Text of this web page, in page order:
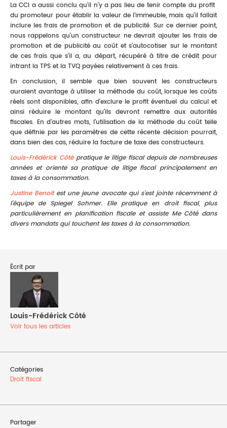
La CCI a aussi conclu qu’il n’y a pas lieu de tenir compte du profit
du promoteur pour établir la valeur de l’immeuble, mais qu’il fallait
inclure les frais de promotion et de publicité. Sur ce dernier point,
nous rappelons qu’un constructeur ne devrait ajouter les frais de
promotion et de publicité au coût et s’autocotiser sur le montant
de ces frais que s’il a, au départ, récupéré à titre de crédit pour
intrant la TPS et la TVQ payées relativement à ces frais.
En conclusion, il semble que bien souvent les constructeurs
auraient avantage à utiliser la méthode du coût, lorsque les coûts
réels sont disponibles, afin d’exclure le profit éventuel du calcul et
ainsi réduire le montant qu’ils devront remettre aux autorités
fiscales. En d’autres mots, l’utilisation de la méthode du coût telle
que définie par les paramètres de cette récente décision pourrait,
dans bien des cas, réduire la facture de taxe des constructeurs.
Louis-Frédérick Côtépratique le litige fiscal depuis de nombreuses
années et oriente sa pratique de litige fiscal principalement en
taxes à la consommation.
Justine Benoitest une jeune avocate qui s'est jointe récemment à
l'équipe de Spiegel Sohmer. Elle pratique en droit fiscal, plus
particulièrement en planification fiscale et assiste Me Côté dans
divers mandats qui touchent les taxes à la consommation.
Écrit par
Louis-Frédérick Côté
Voir tous les articles
Catégories
Droit fiscal
Partager